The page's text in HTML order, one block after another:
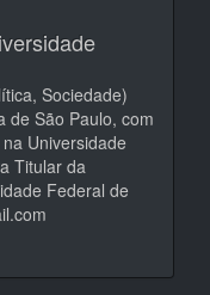
Sociedade)
de São Paulo, com
Universidade
Titular da
Federal de